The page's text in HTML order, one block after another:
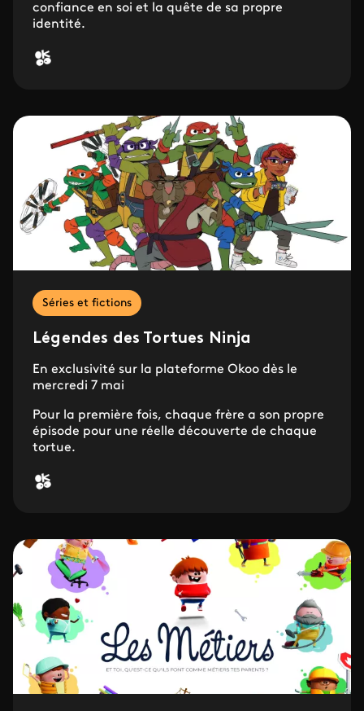
confiance en soi et la quête de sa propre
identité.
Séries et fictions
Légendes des Tortues Ninja
En exclusivité sur la plateforme Okoo dès le
mercredi 7 mai
Pour la première fois, chaque frère a son propre
épisode pour une réelle découverte de chaque
tortue.